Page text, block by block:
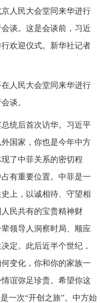
人民大会堂同来华进行
谈。这是会谈前，习近
欢迎仪式。新华社记者
人民大会堂同来华进行
谈。
统后首次访华。习近平
国家，你也是今年中方
了中菲关系的密切程
有重要位置。中菲是一
上，以诚相待、守望相
民共有的宝贵精神财
领导人洞察时局、顺应
定。此后近半个世纪，
变化，你和你的家族一
谊弥足珍贵。希望你这
一次“开创之旅”。中方始